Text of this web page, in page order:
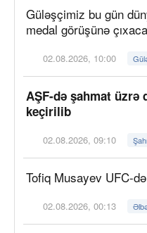
Güləşçimiz bu gün
medal görüşünə
02.08.2026, 10:00
AŞF-də şahmat
keçirilib
02.08.2026, 09:10
Tofiq Musayev UFC-
02.08.2026, 00:13